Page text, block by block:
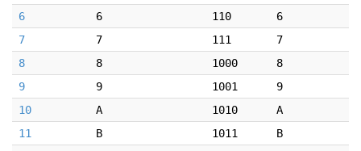
6
6 110
6
7
7 111
7
8
8 1000
8
9
9 1001
9
10
A 1010
A
11
B 1011
B